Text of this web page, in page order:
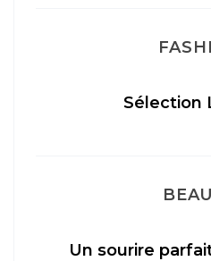
Sélection
Un sourire